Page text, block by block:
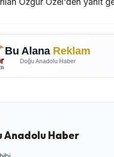
Bu Alana Reklam
Doğu Anadolu Haber
Anadolu Haber